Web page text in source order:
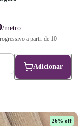
/metro
a partir de 10
Adicionar
26% off